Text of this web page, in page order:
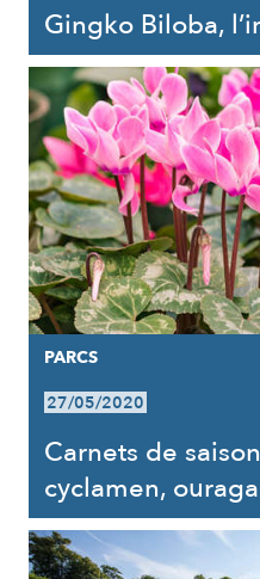
Gingko Biloba,
PARCS
27/05/2020
Carnets de
cyclamen,